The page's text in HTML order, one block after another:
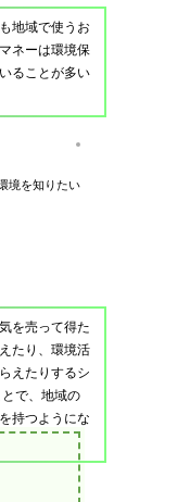
地域で使うお
ネーは環境保
ることが多い
境を知りたい
を売って得た
たり、環境活
えたりするシ
で、地域の
持つようにな